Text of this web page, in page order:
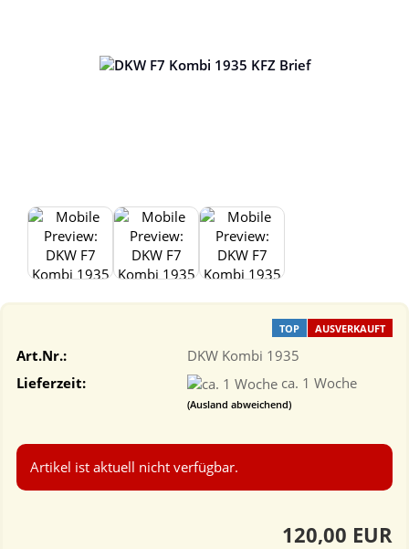
TOP AUSVERKAUFT
Art.Nr.:
DKW Kombi 1935
Lieferzeit:
ca. 1 Woche
(Ausland abweichend)
Artikel ist aktuell nicht verfügbar.
120,00 EUR